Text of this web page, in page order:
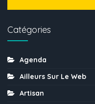
Catégories
Agenda
Ailleurs Sur Le Web
Artisan